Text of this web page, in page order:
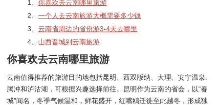
1、 你喜欢去云南哪里旅游
2、 一个人去云南旅游大概需要多少钱
3、 云南省周边的省份游3-4天去哪里
4、 山西晋城到云南旅游
你喜欢去云南哪里旅游
云南值得推荐的旅游目的地包括昆明、西双版纳、大理、安宁温泉、
腾冲和泸沽湖，可根据兴趣选择前往。昆明作为云南的省会，以“春
城”闻名，冬季气候温和，鲜花盛开，红嘴鸥迁徙至此越冬，形成独